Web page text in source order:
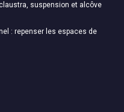
suspension et alcôve
: repenser les espaces de